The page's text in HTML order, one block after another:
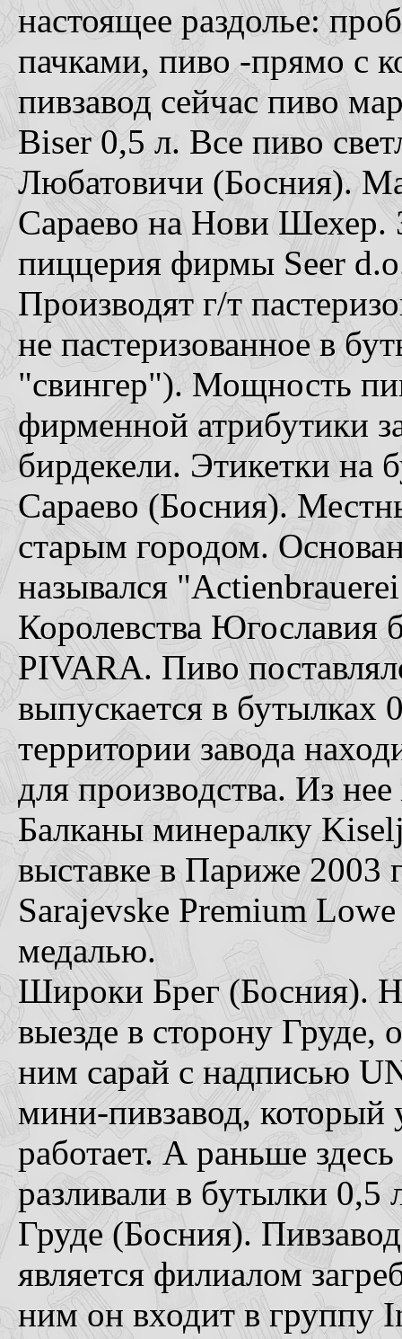
настоящее раздолье:
пачками, пиво -прямо с
пивзавод сейчас пиво
Biser 0,5 л. Все пиво
Любатовичи (Босния).
Сараево на Нови Шехер.
пиццерия фирмы Seer
Производят г/т
не пастеризованное в
"свингер"). Мощность
фирменной атрибутики
бирдекели. Этикетки на
Сараево (Босния).
старым городом.
назывался
Королевства
PIVARA. Пиво
выпускается в бутылках
территории завода
для производства. Из
Балканы минералку
выставке в Париже 2003
Sarajevske Premium
медалью.
Широки Брег (Босния).
выезде в сторону Груде,
ним сарай с надписью
мини-пивзавод, который
работает. А раньше
разливали в бутылки 0,5
Груде (Босния).
является филиалом
ним он входит в группу